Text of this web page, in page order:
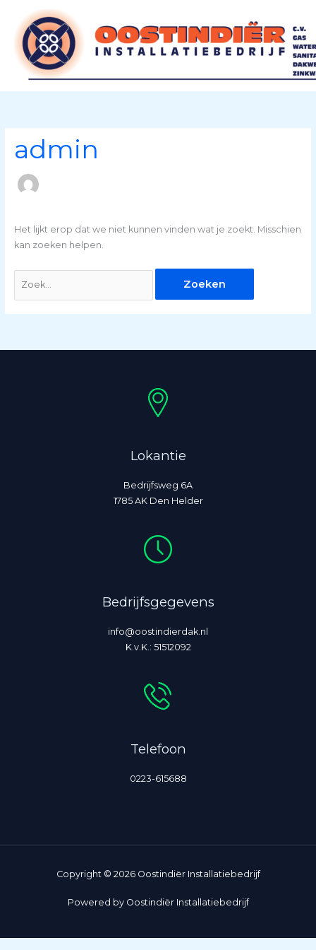
inhoud
admin
Het lijkt erop dat we niet kunnen vinden wat je zoekt. Misschien
kan zoeken helpen.
naar:
Lokantie
Bedrijfsweg 6A
1785 AK Den Helder
Bedrijfsgegevens
info@oostindierdak.nl
K.v.K.: 51512092
Telefoon
0223-615688
Copyright © 2026 Oostindiër Installatiebedrijf
Powered by Oostindiër Installatiebedrijf